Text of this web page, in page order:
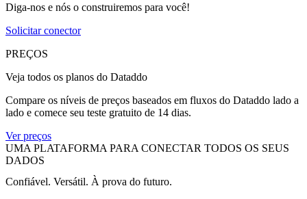
Diga-nos e nós o construiremos para você!
Solicitar conector
PREÇOS
Veja todos os planos do Dataddo
Compare os níveis de preços baseados em fluxos do Dataddo lado a
lado e comece seu teste gratuito de 14 dias.
Ver preços
UMA PLATAFORMA PARA CONECTAR TODOS OS SEUS
DADOS
Confiável. Versátil. À prova do futuro.